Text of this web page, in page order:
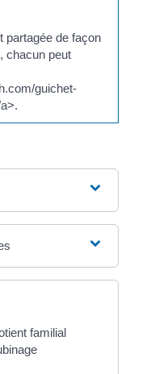
partagée de façon
chacun peut
guichet-
familial